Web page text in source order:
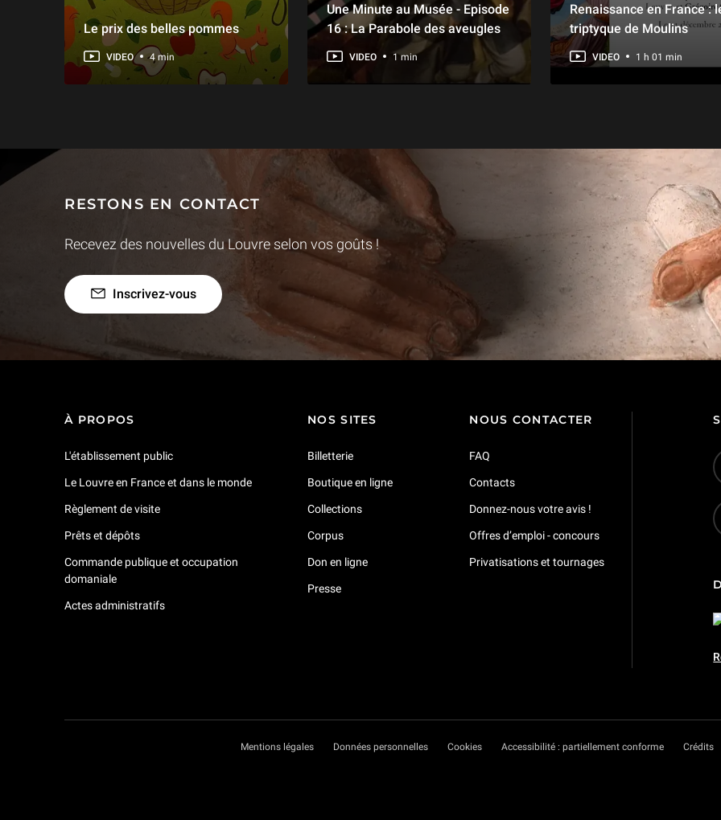
Le prix des belles pommes
VIDEO 4 min
Une Minute au Musée - Episode
16 : La Parabole des aveugles
VIDEO 1 min
Renaissance en France :
triptyque de Moulins
VIDEO 1 h 01 min
RESTONS EN CONTACT
Recevez des nouvelles du Louvre selon vos goûts !
Inscrivez-vous
À PROPOS
L'établissement public
Le Louvre en France et dans le monde
Règlement de visite
Prêts et dépôts
Commande publique et occupation
domaniale
Actes administratifs
NOS SITES
Billetterie
Boutique en ligne
Collections
Corpus
Don en ligne
Presse
NOUS CONTACTER
FAQ
Contacts
Donnez-nous votre avis !
Offres d’emploi - concours
Privatisations et tournages
Mentions légales Données personnelles Cookies Accessibilité : partiellement conforme Crédits